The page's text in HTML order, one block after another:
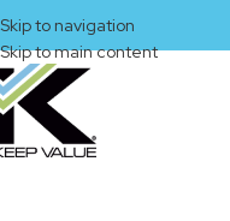
Skip to navigation
Skip to main content